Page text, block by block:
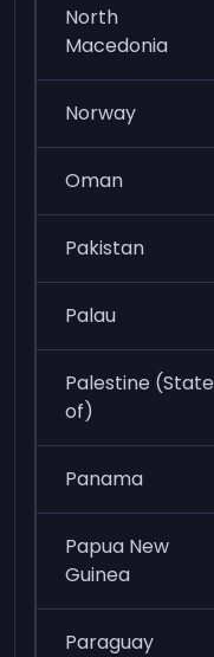
North
Macedonia
Norway
Oman
Pakistan
Palau
Palestine (State
of)
Panama
Papua New
Guinea
Paraguay